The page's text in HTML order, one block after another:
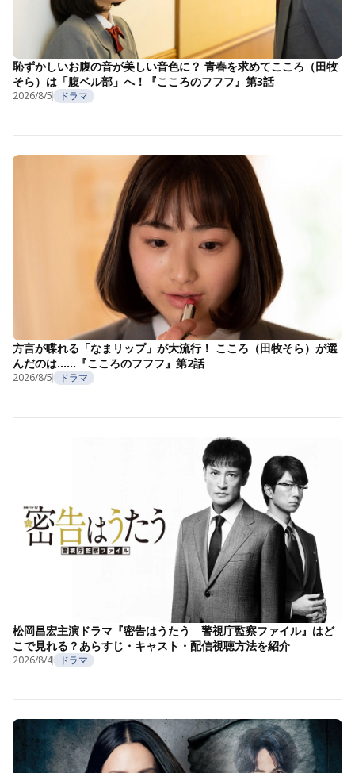
恥ずかしいお腹の音が美しい音色に？ 青春を求めてこころ（田牧
そら）は「腹ベル部」へ！『こころのフフフ』第3話
2026/8/5 ドラマ
方言が喋れる「なまリップ」が大流行！ こころ（田牧そら）が選
んだのは……『こころのフフフ』第2話
2026/8/5 ドラマ
松岡昌宏主演ドラマ『密告はうたう 警視庁監察ファイル』はど
こで見れる？あらすじ・キャスト・配信視聴方法を紹介
2026/8/4 ドラマ